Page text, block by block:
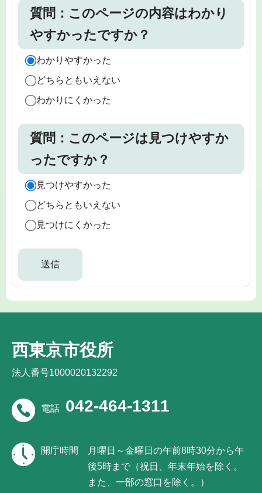
質問：このページの内容はわかり
やすかったですか？
わかりやすかった
どちらともいえない
わかりにくかった
質問：このページは見つけやすか
ったですか？
見つけやすかった
どちらともいえない
見つけにくかった
西東京市役所
法人番号1000020132292
電話 042-464-1311
開庁時間
月曜日～金曜日の午前8時30分から午
後5時まで（祝日、年末年始を除く。
また、一部の窓口を除く。）